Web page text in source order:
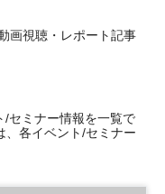
画視聴・レポート記事
/セミナー情報を一覧で
、各イベント/セミナー